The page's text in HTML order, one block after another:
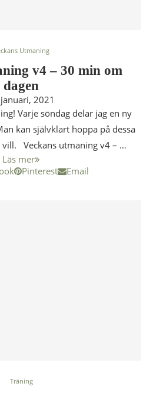
Utmaning
v4 – 30 min om
dagen
2021
Varje söndag delar jag en ny
kan självklart hoppa på dessa
vill. Veckans utmaning v4 – …
Läs mer
Pinterest Email
Träning